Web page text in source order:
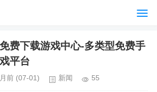
费下载游戏中心-多类型免费手
平台
前 (07-01) 新闻 55